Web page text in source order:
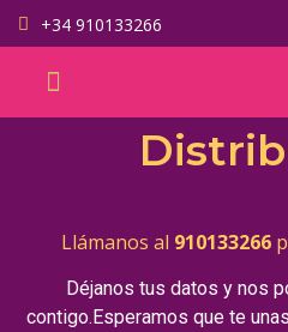
+34 910133266
Llámanos al 910133266
Déjanos tus datos y nos
contigo.Esperamos que te